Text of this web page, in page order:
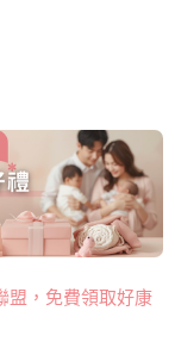
盟，免費領取好康